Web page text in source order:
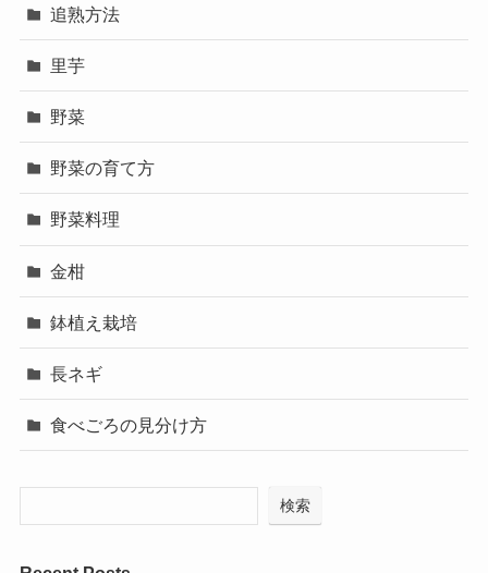
追熟方法
里芋
野菜
野菜の育て方
野菜料理
金柑
鉢植え栽培
長ネギ
食べごろの見分け方
検索